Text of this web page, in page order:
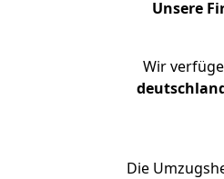
Unsere
Wir
Die